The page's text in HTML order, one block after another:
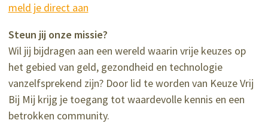
meld je direct aan
Steun jij onze missie?
Wil jij bijdragen aan een wereld waarin vrije keuzes op
het gebied van geld, gezondheid en technologie
vanzelfsprekend zijn? Door lid te worden van Keuze Vrij
Bij Mij krijg je toegang tot waardevolle kennis en een
betrokken community.